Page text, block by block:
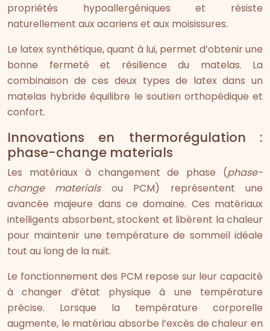
propriétés hypoallergéniques et résiste
naturellement aux acariens et aux moisissures.
Le latex synthétique, quant à lui, permet d’obtenir une
bonne fermeté et résilience du matelas. La
combinaison de ces deux types de latex dans un
matelas hybride équilibre le soutien orthopédique et
confort.
Innovations en thermorégulation :
phase-change materials
Les matériaux à changement de phase (phase-
change materialsou PCM) représentent une
avancée majeure dans ce domaine. Ces matériaux
intelligents absorbent, stockent et libèrent la chaleur
pour maintenir une température de sommeil idéale
tout au long de la nuit.
Le fonctionnement des PCM repose sur leur capacité
à changer d’état physique à une température
précise. Lorsque la température corporelle
augmente, le matériau absorbe l’excès de chaleur en